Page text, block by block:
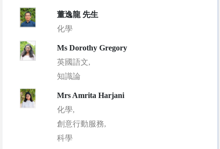
董逸龍 先生
化學
Ms Dorothy Gregory
英國語文,
知識論
Mrs Amrita Harjani
化學,
創意行動服務,
科學